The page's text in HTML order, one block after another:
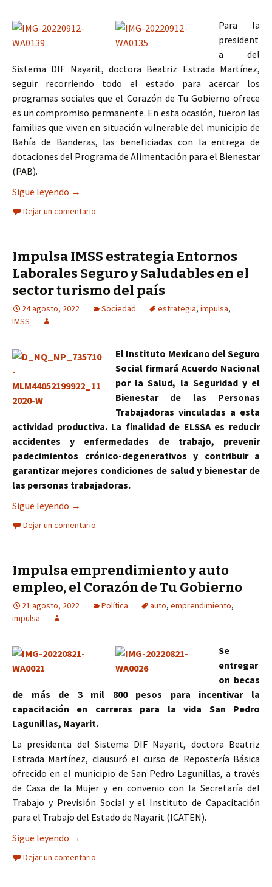
Para la
president
a del
Sistema DIF Nayarit, doctora Beatriz Estrada Martínez,
seguir recorriendo todo el estado para acercar los
programas sociales que el Corazón de Tu Gobierno ofrece
es un compromiso permanente. En esta ocasión, fueron las
familias que viven en situación vulnerable del municipio de
Bahía de Banderas, las beneficiadas con la entrega de
dotaciones del Programa de Alimentación para el Bienestar
(PAB).
Sigue leyendo Impulsa DIF Nayarit el desarrollo y bienestar de
→
Dejar un comentario
Impulsa IMSS estrategia Entornos
Laborales Seguro y Saludables en el
sector turismo del país
24 agosto, 2022 Sociedad estrategia, impulsa,
IMSS
El Instituto Mexicano del Seguro
Social firmará Acuerdo Nacional
por la Salud, la Seguridad y el
Bienestar de las Personas
Trabajadoras vinculadas a esta
actividad productiva. La finalidad de ELSSA es reducir
accidentes y enfermedades de trabajo, prevenir
padecimientos crónico-degenerativos y contribuir a
garantizar mejores condiciones de salud y bienestar de
las personas trabajadoras.
Sigue leyendo Impulsa IMSS estrategia Entornos Laborales
→
Dejar un comentario
Impulsa emprendimiento y auto
empleo, el Corazón de Tu Gobierno
21 agosto, 2022 Política auto, emprendimiento,
impulsa
Se
entregar
on becas
de más de 3 mil 800 pesos para incentivar la
capacitación en carreras para la vida San Pedro
Lagunillas, Nayarit.
La presidenta del Sistema DIF Nayarit, doctora Beatriz
Estrada Martínez, clausuró el curso de Repostería Básica
ofrecido en el municipio de San Pedro Lagunillas, a través
de Casa de la Mujer y en convenio con la Secretaría del
Trabajo y Previsión Social y el Instituto de Capacitación
para el Trabajo del Estado de Nayarit (ICATEN).
Sigue leyendo Impulsa emprendimiento y auto empleo, el
→
Dejar un comentario